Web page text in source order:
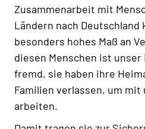
Zusammenarbeit mit
Ländern nach
besonders hohes Maß an
diesen Menschen ist unser
fremd, sie haben ihre
Familien verlassen, um mit
arbeiten.